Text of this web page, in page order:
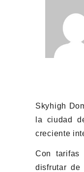
Skyhigh
la ciudad
creciente
Con tarifas
disfrutar de